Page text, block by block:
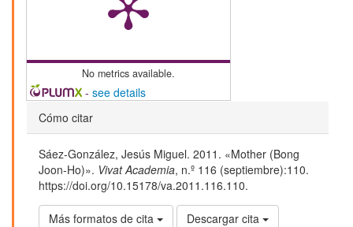
No metrics available.
- see details
Detalles
del
artículo
Cómo citar
Sáez-González, Jesús Miguel. 2011. «Mother (Bong
Joon-Ho)». Vivat Academia, n.º 116 (septiembre):110.
https://doi.org/10.15178/va.2011.116.110.
Más formatos de cita Descargar cita